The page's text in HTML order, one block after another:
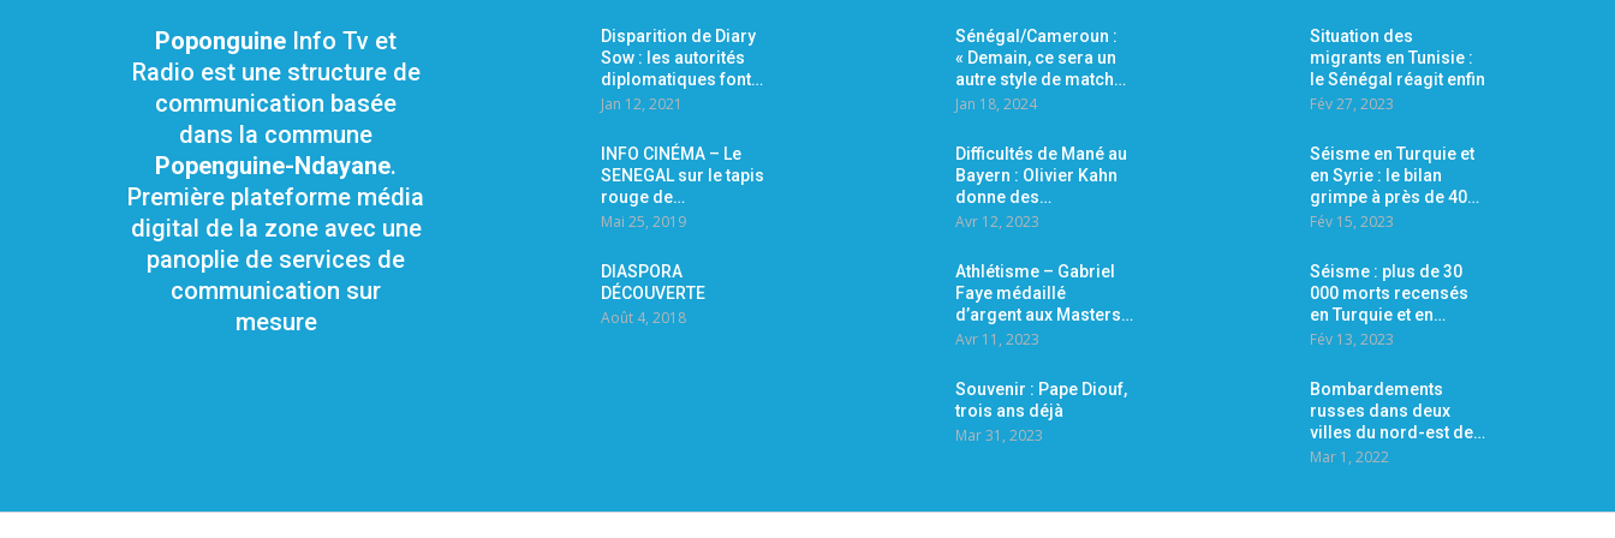
Poponguine Info Tv et
Radio est une structure de
communication basée
dans la commune
Popenguine-Ndayane.
Première plateforme média
digital de la zone avec une
panoplie de services de
communication sur
mesure
Disparition de Diary
Sow : les autorités
diplomatiques font…
Jan 12, 2021
INFO CINÉMA – Le
SENEGAL sur le tapis
rouge de…
Mai 25, 2019
DIASPORA
DÉCOUVERTE
Août 4, 2018
Sénégal/Cameroun :
« Demain, ce sera un
autre style de match…
Jan 18, 2024
Difficultés de Mané au
Bayern : Olivier Kahn
donne des…
Avr 12, 2023
Athlétisme – Gabriel
Faye médaillé
d’argent aux Masters…
Avr 11, 2023
Souvenir : Pape Diouf,
trois ans déjà
Mar 31, 2023
Situation des
migrants en Tunisie :
le Sénégal réagit enfin
Fév 27, 2023
Séisme en Turquie et
en Syrie : le bilan
grimpe à près de 40…
Fév 15, 2023
Séisme : plus de 30
000 morts recensés
en Turquie et en…
Fév 13, 2023
Bombardements
russes dans deux
villes du nord-est de…
Mar 1, 2022